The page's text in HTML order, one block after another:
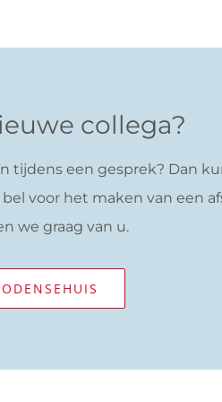
collega?
een gesprek? Dan
voor het maken van een
we graag van u.